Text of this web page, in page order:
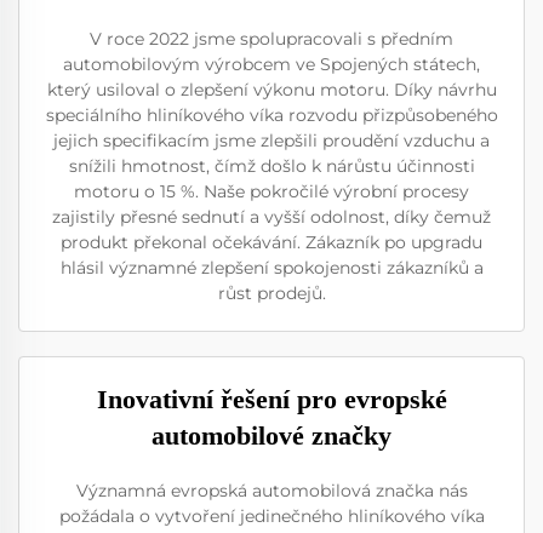
V roce 2022 jsme spolupracovali s předním
automobilovým výrobcem ve Spojených státech,
který usiloval o zlepšení výkonu motoru. Díky návrhu
speciálního hliníkového víka rozvodu přizpůsobeného
jejich specifikacím jsme zlepšili proudění vzduchu a
snížili hmotnost, čímž došlo k nárůstu účinnosti
motoru o 15 %. Naše pokročilé výrobní procesy
zajistily přesné sednutí a vyšší odolnost, díky čemuž
produkt překonal očekávání. Zákazník po upgradu
hlásil významné zlepšení spokojenosti zákazníků a
růst prodejů.
Inovativní řešení pro evropské
automobilové značky
Významná evropská automobilová značka nás
požádala o vytvoření jedinečného hliníkového víka